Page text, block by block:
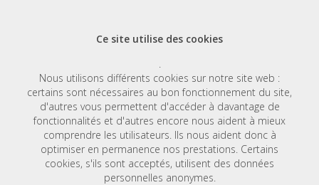
E-SHOP › CONNEXION
Ce site utilise des cookies
.
Nous utilisons différents cookies sur notre site web :
certains sont nécessaires au bon fonctionnement du site,
d'autres vous permettent d'accéder à davantage de
fonctionnalités et d'autres encore nous aident à mieux
comprendre les utilisateurs. Ils nous aident donc à
optimiser en permanence nos prestations. Certains
cookies, s'ils sont acceptés, utilisent des données
personnelles anonymes.